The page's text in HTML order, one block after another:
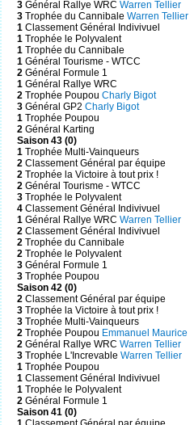
3 Général Rallye WRCWarren Tellier
3 Trophée du CannibaleWarren Tellier
1 Classement Général Indivivuel
1 Trophée le Polyvalent
1 Trophée du Cannibale
1 Général Tourisme - WTCC
2 Général Formule 1
1 Général Rallye WRC
2 Trophée PoupouCharly Bigot
3 Général GP2Charly Bigot
1 Trophée Poupou
2 Général Karting
Saison 43 (0)
1 Trophée Multi-Vainqueurs
2 Classement Général par équipe
2 Trophée la Victoire à tout prix !
2 Général Tourisme - WTCC
3 Trophée le Polyvalent
4 Classement Général Indivivuel
1 Général Rallye WRCWarren Tellier
2 Classement Général Indivivuel
2 Trophée du Cannibale
2 Trophée le Polyvalent
3 Général Formule 1
3 Trophée Poupou
Saison 42 (0)
2 Classement Général par équipe
3 Trophée la Victoire à tout prix !
3 Trophée Multi-Vainqueurs
2 Trophée Poupou Emmanuel Maurice
2 Général Rallye WRCWarren Tellier
3 Trophée L'IncrevableWarren Tellier
1 Trophée Poupou
1 Classement Général Indivivuel
1 Trophée le Polyvalent
2 Général Formule 1
Saison 41 (0)